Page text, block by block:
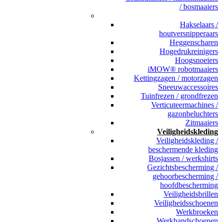
/ bosmaaiers
Hakselaars /
houtversnipperaars
Heggenscharen
Hogedrukreinigers
Hoogsnoeiers
iMOW® robotmaaiers
Kettingzagen / motorzagen
Sneeuwaccessoires
Tuinfrezen / grondfrezen
Verticuteermachines /
gazonbeluchters
Zitmaaiers
Veiligheidskleding
Veiligheidskleding /
beschermende kleding
Bosjassen / werkshirts
Gezichtsbescherming /
gehoorbescherming /
hoofdbescherming
Veiligheidsbrillen
Veiligheidsschoenen
Werkbroeken